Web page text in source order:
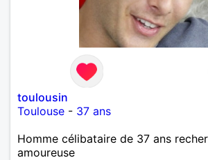
toulousin
Toulouse - 37 ans
Homme célibataire de 37 ans
amoureuse